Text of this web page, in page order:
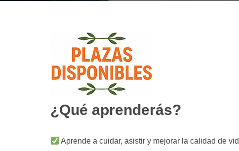
¿Qué aprenderás?
Aprende a cuidar, asistir y mejorar la calidad de